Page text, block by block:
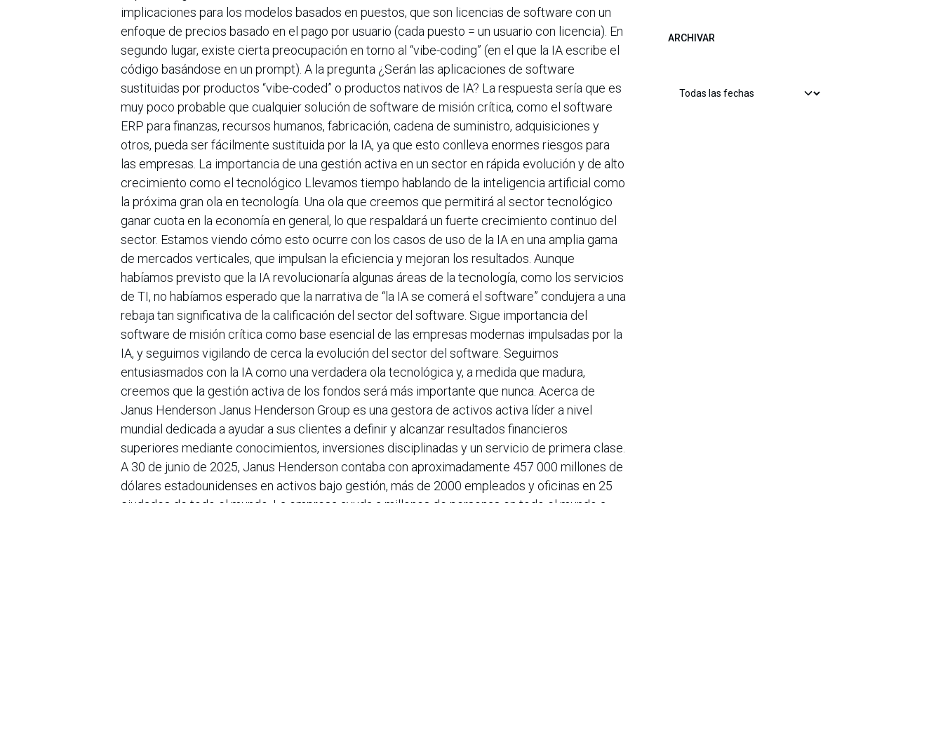
implicaciones para los modelos basados en puestos, que son licencias de software con un
enfoque de precios basado en el pago por usuario (cada puesto = un usuario con licencia). En
segundo lugar, existe cierta preocupación en torno al “vibe-coding” (en el que la IA escribe el
código basándose en un prompt). A la pregunta ¿Serán las aplicaciones de software
sustituidas por productos “vibe-coded” o productos nativos de IA? La respuesta sería que es
muy poco probable que cualquier solución de software de misión crítica, como el software
ERP para finanzas, recursos humanos, fabricación, cadena de suministro, adquisiciones y
otros, pueda ser fácilmente sustituida por la IA, ya que esto conlleva enormes riesgos para
las empresas. La importancia de una gestión activa en un sector en rápida evolución y de alto
crecimiento como el tecnológico Llevamos tiempo hablando de la inteligencia artificial como
la próxima gran ola en tecnología. Una ola que creemos que permitirá al sector tecnológico
ganar cuota en la economía en general, lo que respaldará un fuerte crecimiento continuo del
sector. Estamos viendo cómo esto ocurre con los casos de uso de la IA en una amplia gama
de mercados verticales, que impulsan la eficiencia y mejoran los resultados. Aunque
habíamos previsto que la IA revolucionaría algunas áreas de la tecnología, como los servicios
de TI, no habíamos esperado que la narrativa de “la IA se comerá el software” condujera a una
rebaja tan significativa de la calificación del sector del software. Sigue importancia del
software de misión crítica como base esencial de las empresas modernas impulsadas por la
IA, y seguimos vigilando de cerca la evolución del sector del software. Seguimos
entusiasmados con la IA como una verdadera ola tecnológica y, a medida que madura,
creemos que la gestión activa de los fondos será más importante que nunca. Acerca de
Janus Henderson Janus Henderson Group es una gestora de activos activa líder a nivel
mundial dedicada a ayudar a sus clientes a definir y alcanzar resultados financieros
superiores mediante conocimientos, inversiones disciplinadas y un servicio de primera clase.
A 30 de junio de 2025, Janus Henderson contaba con aproximadamente 457 000 millones de
dólares estadounidenses en activos bajo gestión, más de 2000 empleados y oficinas en 25
ciudades de todo el mundo. La empresa ayuda a millones de personas en todo el mundo a
ARCHIVAR